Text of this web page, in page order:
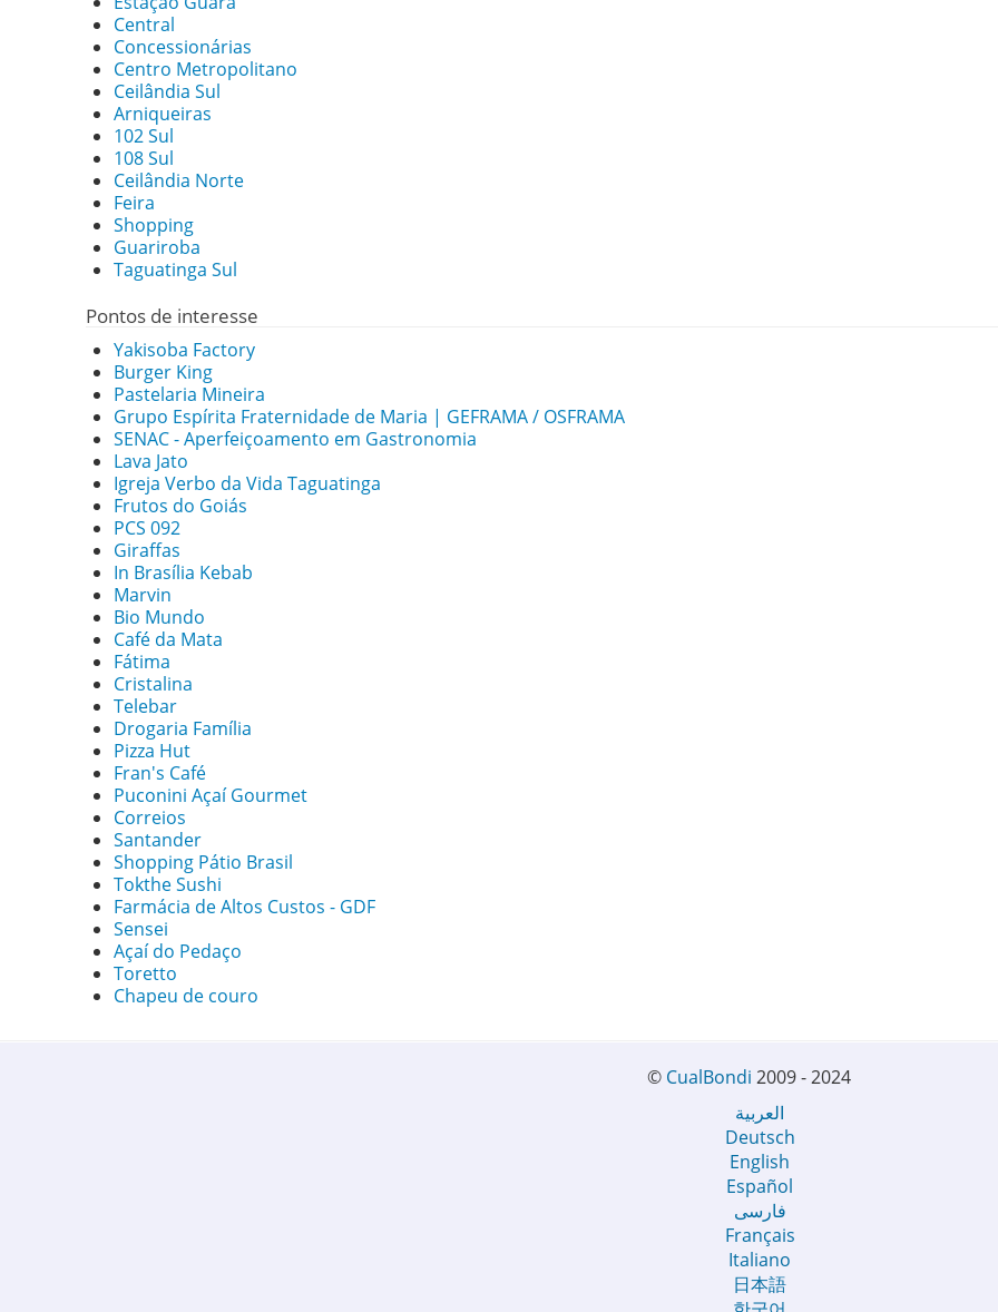
Central
Concessionárias
Centro Metropolitano
Ceilândia Sul
Arniqueiras
102 Sul
108 Sul
Ceilândia Norte
Feira
Shopping
Guariroba
Taguatinga Sul
Pontos de interesse
Yakisoba Factory
Burger King
Pastelaria Mineira
Grupo Espírita Fraternidade de Maria | GEFRAMA / OSFRAMA
SENAC - Aperfeiçoamento em Gastronomia
Lava Jato
Igreja Verbo da Vida Taguatinga
Frutos do Goiás
PCS 092
Giraffas
In Brasília Kebab
Marvin
Bio Mundo
Café da Mata
Fátima
Cristalina
Telebar
Drogaria Família
Pizza Hut
Fran's Café
Puconini Açaí Gourmet
Correios
Santander
Shopping Pátio Brasil
Tokthe Sushi
Farmácia de Altos Custos - GDF
Sensei
Açaí do Pedaço
Toretto
Chapeu de couro
© CualBondi 2009 - 2024
العربية
Deutsch
English
Español
فارسی
Français
Italiano
日本語